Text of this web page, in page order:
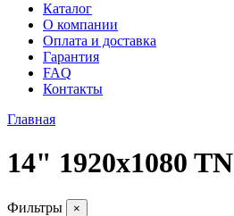
Каталог
О компании
Оплата и доставка
Гарантия
FAQ
Контакты
Главная
14" 1920x1080 TN
Фильтры ×